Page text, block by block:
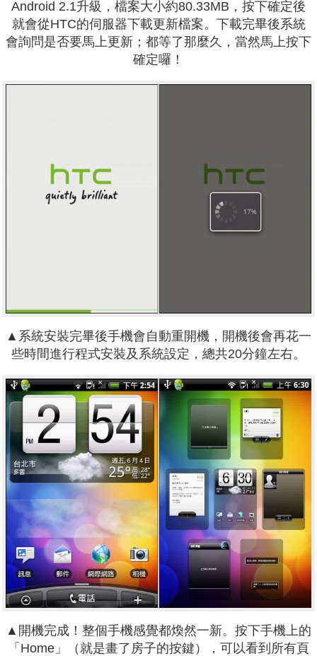
Android 2.1升級，檔案大小約80.33MB，按下確定後
就會從HTC的伺服器下載更新檔案。下載完畢後系統
會詢問是否要馬上更新；都等了那麼久，當然馬上按下
確定囉！
▲系統安裝完畢後手機會自動重開機，開機後會再花一
些時間進行程式安裝及系統設定，總共20分鐘左右。
▲開機完成！整個手機感覺都煥然一新。按下手機上的
「Home」（就是畫了房子的按鍵），可以看到所有頁